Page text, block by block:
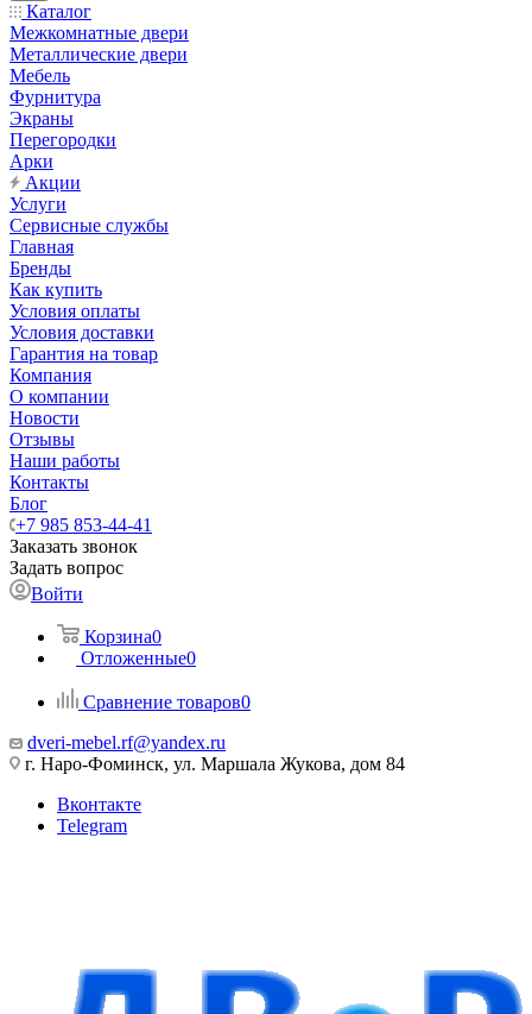
Каталог
Межкомнатные двери
Металлические двери
Мебель
Фурнитура
Экраны
Перегородки
Арки
Акции
Услуги
Сервисные службы
Главная
Бренды
Как купить
Условия оплаты
Условия доставки
Гарантия на товар
Компания
О компании
Новости
Отзывы
Наши работы
Контакты
Блог
+7 985 853-44-41
Заказать звонок
Задать вопрос
Войти
Корзина0
Отложенные0
Сравнение товаров0
dveri-mebel.rf@yandex.ru
г. Наро-Фоминск, ул. Маршала Жукова, дом 84
Вконтакте
Telegram